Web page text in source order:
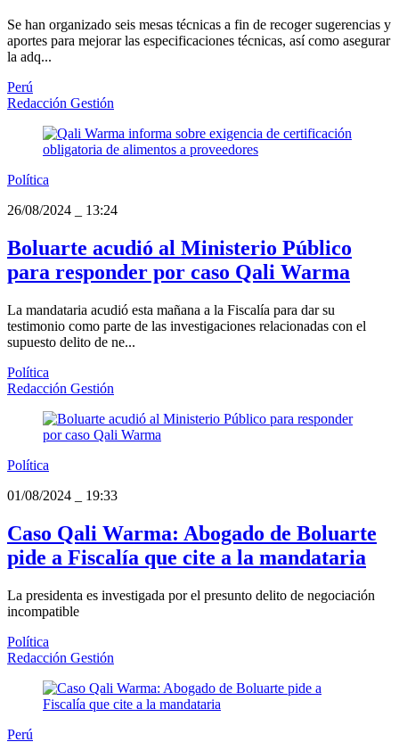
Se han organizado seis mesas técnicas a fin de recoger sugerencias y
aportes para mejorar las especificaciones técnicas, así como asegurar
la adq...
Perú
Redacción Gestión
Política
26/08/2024
13:24
Boluarte acudió al Ministerio Público
para responder por caso Qali Warma
La mandataria acudió esta mañana a la Fiscalía para dar su
testimonio como parte de las investigaciones relacionadas con el
supuesto delito de ne...
Política
Redacción Gestión
Política
01/08/2024
19:33
Caso Qali Warma: Abogado de Boluarte
pide a Fiscalía que cite a la mandataria
La presidenta es investigada por el presunto delito de negociación
incompatible
Política
Redacción Gestión
Perú